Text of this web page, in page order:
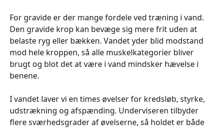
For gravide er der mange fordele ved træning i vand.
Den gravide krop kan bevæge sig mere frit uden at
belaste ryg eller bækken. Vandet yder blid modstand
mod hele kroppen, så alle muskelkategorier bliver
brugt og blot det at være i vand mindsker hævelse i
benene.
I vandet laver vi en times øvelser for kredsløb, styrke,
udstrækning og afspænding. Underviseren tilbyder
flere sværhedsgrader af øvelserne, så holdet er både